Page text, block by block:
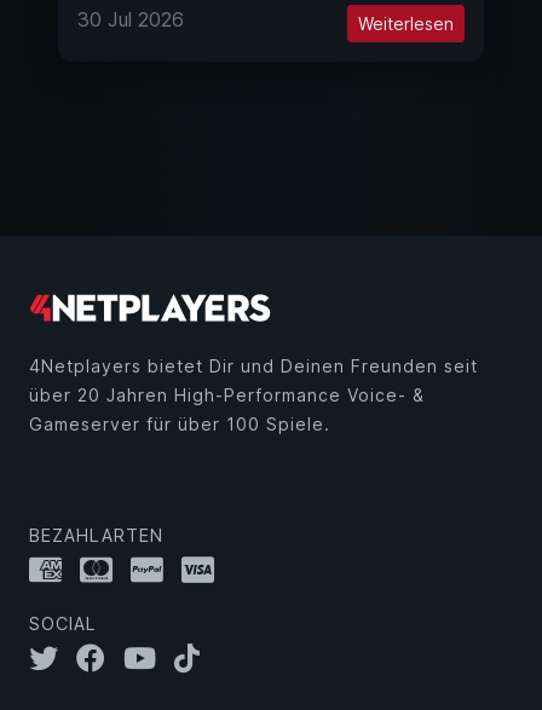
30 Jul 2026 Weiterlesen
4Netplayers bietet Dir und Deinen Freunden seit
über 20 Jahren High-Performance Voice- &
Gameserver für über 100 Spiele.
BEZAHLARTEN
SOCIAL